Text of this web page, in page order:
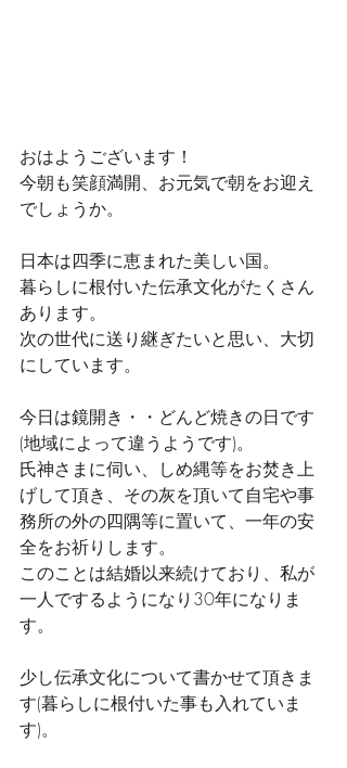
おはようございます！
今朝も笑顔満開、お元気で朝をお迎え
でしょうか。
日本は四季に恵まれた美しい国。
暮らしに根付いた伝承文化がたくさん
あります。
次の世代に送り継ぎたいと思い、大切
にしています。
今日は鏡開き・・どんど焼きの日です
(地域によって違うようです)。
氏神さまに伺い、しめ縄等をお焚き上
げして頂き、その灰を頂いて自宅や事
務所の外の四隅等に置いて、一年の安
全をお祈りします。
このことは結婚以来続けており、私が
一人でするようになり30年になりま
す。
少し伝承文化について書かせて頂きま
す(暮らしに根付いた事も入れていま
す)。